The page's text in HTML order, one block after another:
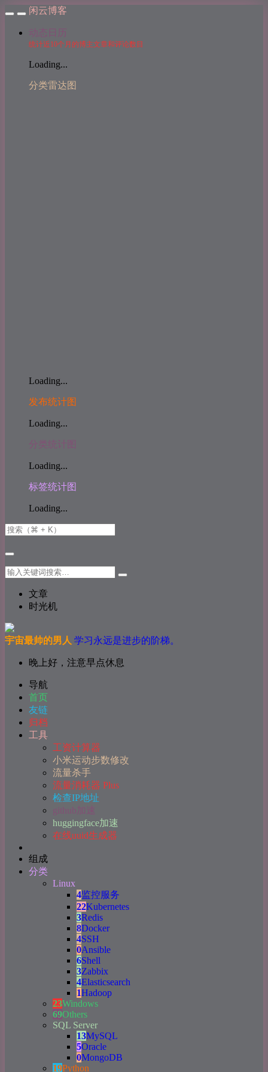
闲云博客
动态日历
统计近10个月的博主文章和评论数目
Loading...
分类雷达图
Loading...
发布统计图
Loading...
分类统计图
Loading...
标签统计图
Loading...
文章
时光机
宇宙最帅的男人 学习永远是进步的阶梯。
晚上好，注意早点休息
导航
首页
友链
归档
工具
工资计算器
小米运动步数修改
流量杀手
流量消耗器 Plus
检查IP地址
github加速
huggingface加速
在线uuid生成器
组成
分类
Linux
4监控服务
22Kubernetes
3Redis
8Docker
4SSH
0Ansible
6Shell
3Zabbix
4Elasticsearch
1Hadoop
23Windows
69Others
SQL Server
13MySQL
5Oracle
0MongoDB
19Python